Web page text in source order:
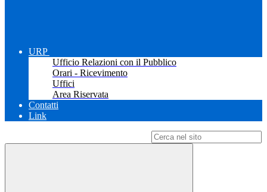
URP
Ufficio Relazioni con il Pubblico
Orari - Ricevimento
Uffici
Area Riservata
Contatti
Link